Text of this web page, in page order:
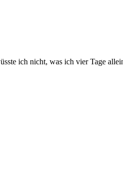
ich nicht, was ich vier Tage